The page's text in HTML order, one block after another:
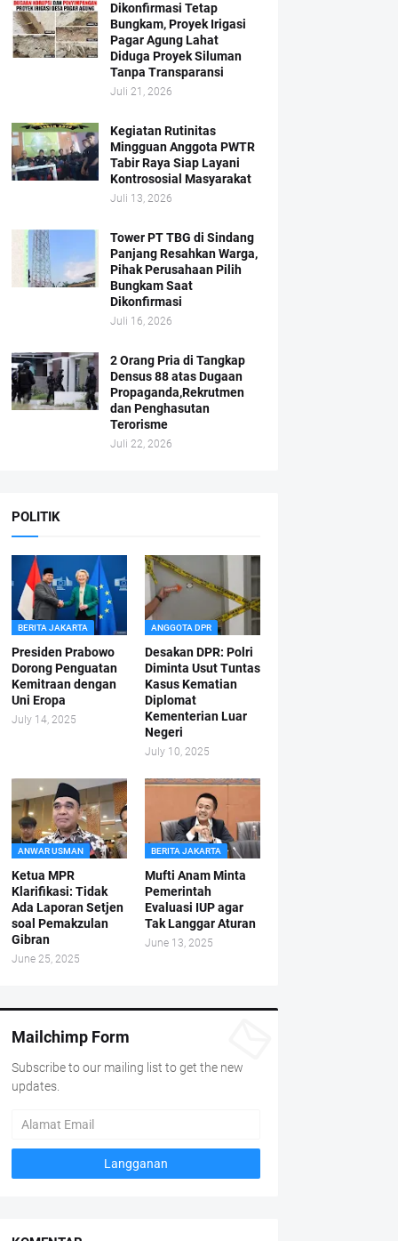
Dikonfirmasi Tetap
Bungkam, Proyek Irigasi
Pagar Agung Lahat
Diduga Proyek Siluman
Tanpa Transparansi
Juli 21, 2026
Kegiatan Rutinitas
Mingguan Anggota PWTR
Tabir Raya Siap Layani
Kontrososial Masyarakat
Juli 13, 2026
Tower PT TBG di Sindang
Panjang Resahkan Warga,
Pihak Perusahaan Pilih
Bungkam Saat
Dikonfirmasi
Juli 16, 2026
2 Orang Pria di Tangkap
Densus 88 atas Dugaan
Propaganda,Rekrutmen
dan Penghasutan
Terorisme
Juli 22, 2026
POLITIK
BERITA JAKARTA
Presiden Prabowo
Dorong Penguatan
Kemitraan dengan
Uni Eropa
July 14, 2025
ANGGOTA DPR
Desakan DPR: Polri
Diminta Usut Tuntas
Kasus Kematian
Diplomat
Kementerian Luar
Negeri
July 10, 2025
ANWAR USMAN
Ketua MPR
Klarifikasi: Tidak
Ada Laporan Setjen
soal Pemakzulan
Gibran
June 25, 2025
BERITA JAKARTA
Mufti Anam Minta
Pemerintah
Evaluasi IUP agar
Tak Langgar Aturan
June 13, 2025
Mailchimp Form
Subscribe to our mailing list to get the new
updates.